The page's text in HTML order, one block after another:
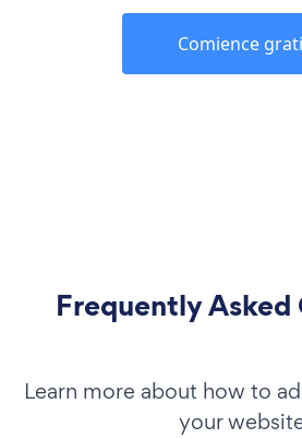
Comience
Frequently Asked
Learn more about how to
your